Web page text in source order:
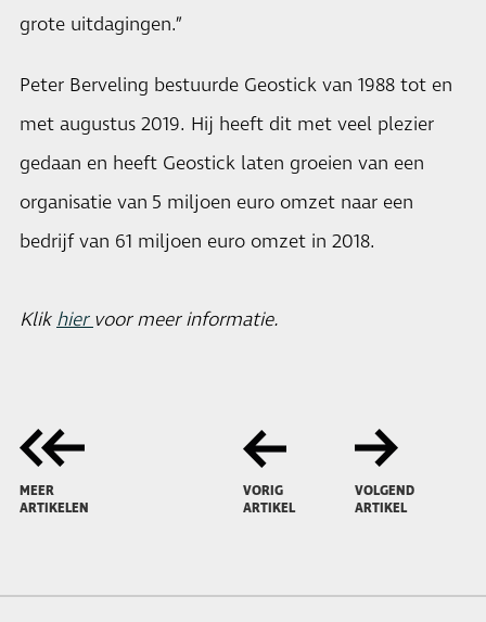
grote uitdagingen.”
Peter Berveling bestuurde Geostick van 1988 tot en
met augustus 2019. Hij heeft dit met veel plezier
gedaan en heeft Geostick laten groeien van een
organisatie van 5 miljoen euro omzet naar een
bedrijf van 61 miljoen euro omzet in 2018.
Klikhiervoor meer informatie.
MEER
ARTIKELEN
VORIG
ARTIKEL
VOLGEND
ARTIKEL